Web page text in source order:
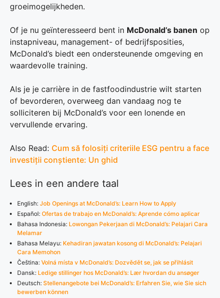
groeimogelijkheden.
Of je nu geïnteresseerd bent in McDonald’s banen op
instapniveau, management- of bedrijfsposities,
McDonald’s biedt een ondersteunende omgeving en
waardevolle training.
Als je je carrière in de fastfoodindustrie wilt starten
of bevorderen, overweeg dan vandaag nog te
solliciteren bij McDonald’s voor een lonende en
vervullende ervaring.
Also Read: Cum să folosiți criteriile ESG pentru a face
investiții conștiente: Un ghid
Lees in een andere taal
English: Job Openings at McDonald’s: Learn How to Apply
Español: Ofertas de trabajo en McDonald’s: Aprende cómo aplicar
Bahasa Indonesia: Lowongan Pekerjaan di McDonald’s: Pelajari Cara
Melamar
Bahasa Melayu: Kehadiran jawatan kosong di McDonald’s: Pelajari
Cara Memohon
Čeština: Volná místa v McDonald’s: Dozvědět se, jak se přihlásit
Dansk: Ledige stillinger hos McDonald’s: Lær hvordan du ansøger
Deutsch: Stellenangebote bei McDonald’s: Erfahren Sie, wie Sie sich
bewerben können